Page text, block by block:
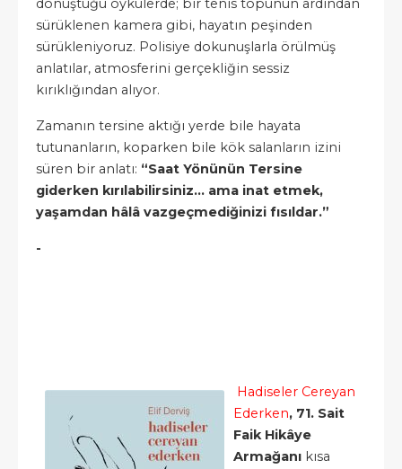
dönüştüğü öykülerde; bir tenis topunun ardından
sürüklenen kamera gibi, hayatın peşinden
sürükleniyoruz. Polisiye dokunuşlarla örülmüş
anlatılar, atmosferini gerçekliğin sessiz
kırıklığından alıyor.
Zamanın tersine aktığı yerde bile hayata
tutunanların, koparken bile kök salanların izini
süren bir anlatı: “Saat Yönünün Tersine
giderken kırılabilirsiniz… ama inat etmek,
yaşamdan hâlâ vazgeçmediğinizi fısıldar.”
-
Hadiseler Cereyan
Ederken, 71. Sait
Faik Hikâye
Armağanı kısa